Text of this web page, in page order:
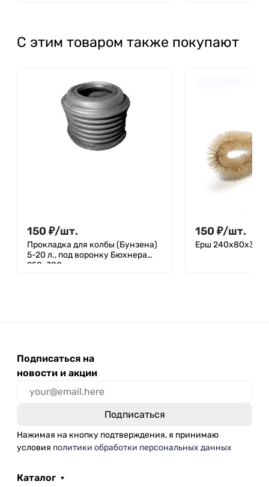
С этим товаром также покупают
150 ₽/шт.
Прокладка для колбы (Бунзена)
5-20 л., под воронку Бюхнера
250-300 мм
150 ₽/шт.
Ерш 240x80x32
Подписаться на
новости и акции
Нажимая на кнопку подтверждения, я принимаю
условия политики обработки персональных данных
Каталог